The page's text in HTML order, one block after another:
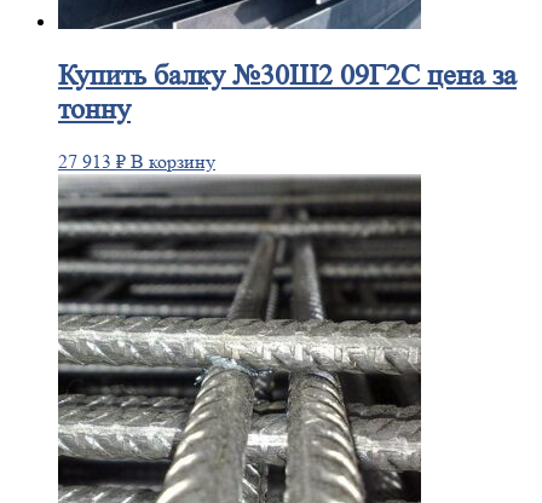
Купитьбалку №30Ш2 09Г2С цена за
тонну
27 913 ₽ В корзину